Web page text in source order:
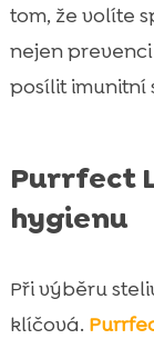
tom, že volíte
nejen
posílit imunitní
Purrfect
hygienu
Při výběru
klíčová.